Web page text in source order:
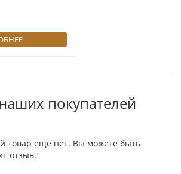
покупателей
товар еще нет. Вы можете быть
отзыв.